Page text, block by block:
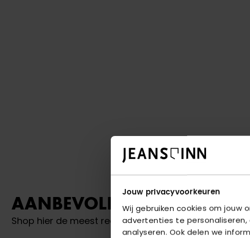
Jouw privacyvoorkeuren
Wij gebruiken cookies om jouw
advertenties te
analyseren. Ook delen we
AANBEVOLEN VOOR JOU
Shop hier de meest recente items van Red Button